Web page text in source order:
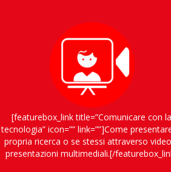
[featurebox_link title=”Comunicare con la
tecnologia” icon=”” link=””]Come
propria ricerca o se stessi attraverso
presentazioni multimediali.[/